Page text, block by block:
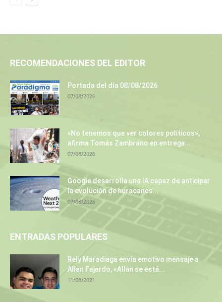
RECOMENDACIONES DEL EDITOR
Portada del día 08/08/2026
07/08/2026
«No tenemos que ver colores políticos»,
afirma Tomás Zambrano en entrega...
07/08/2026
Google desarrolla una IA capaz de anticipar
la evolución de huracanes...
07/08/2026
ENTRADAS POPULARES
Rely Maradiaga envía emotivo mensaje a
Allan Fajardo, «Allan se está...
11/08/2021